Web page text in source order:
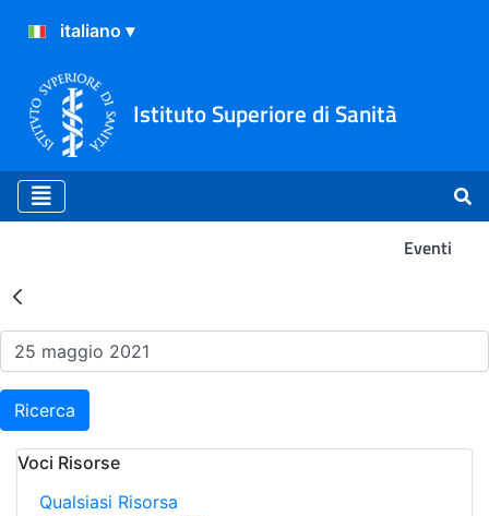
Istituto Superiore di Sanità
Eventi
Risultati della Ricerca -
Ricerca
Voci Risorse
Qualsiasi Risorsa